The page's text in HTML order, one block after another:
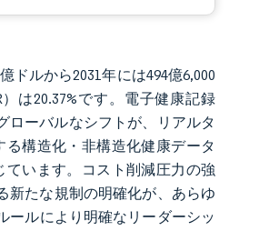
ドルから2031年には494億6,000
は20.37%です。電子健康記録
ローバルなシフトが、リアルタ
構造化・非構造化健康データ
います。コスト削減圧力の強
新たな規制の明確化が、あらゆ
ールにより明確なリーダーシッ